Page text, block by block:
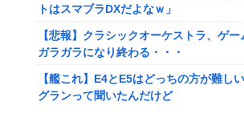
トはスマブラDXだよなｗ」
【悲報】クラシックオーケストラ、ゲ
ガラガラになり終わる・・・
【艦これ】E4とE5はどっちの方が難し
グランって聞いたんだけど